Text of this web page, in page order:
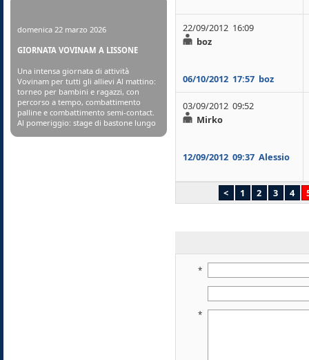
domenica 22 marzo 2026
GIORNATA VOVINAM A LISSONE
Una intensa giornata di attività
Vovinam per tutti gli allievi Al mattino:
torneo per bambini e ragazzi, con
percorso a tempo, combattimento
palline e combattimento semi-contact.
Al pomeriggio: stage di bastone lungo
22/09/2012 16:09
boz
06/10/2012 17:57 boz
03/09/2012 09:52
Mirko
12/09/2012 09:37 Alessio
< 1 2 3 4
*
*